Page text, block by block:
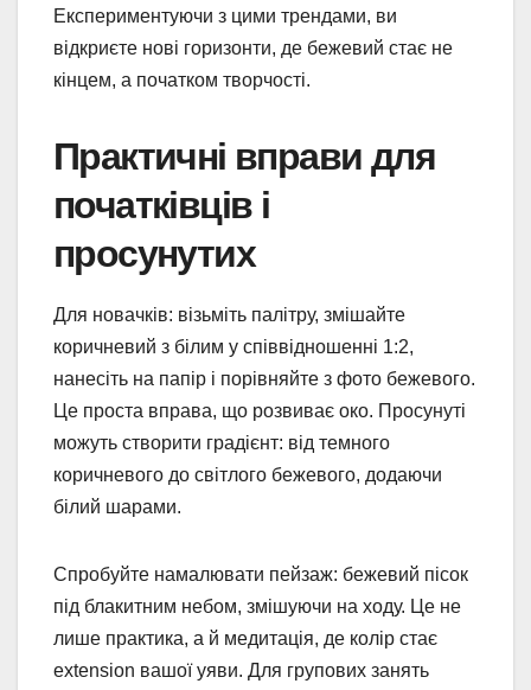
Експериментуючи з цими трендами, ви
відкриєте нові горизонти, де бежевий стає не
кінцем, а початком творчості.
Практичні вправи для
початківців і
просунутих
Для новачків: візьміть палітру, змішайте
коричневий з білим у співвідношенні 1:2,
нанесіть на папір і порівняйте з фото бежевого.
Це проста вправа, що розвиває око. Просунуті
можуть створити градієнт: від темного
коричневого до світлого бежевого, додаючи
білий шарами.
Спробуйте намалювати пейзаж: бежевий пісок
під блакитним небом, змішуючи на ходу. Це не
лише практика, а й медитація, де колір стає
extension вашої уяви. Для групових занять